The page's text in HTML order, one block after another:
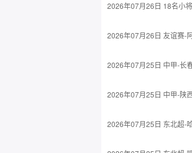
2026年07月26日 18名小
2026年07月26日 友谊赛-
2026年07月25日 中甲-长
2026年07月25日 中甲-陕
2026年07月25日 东北超-